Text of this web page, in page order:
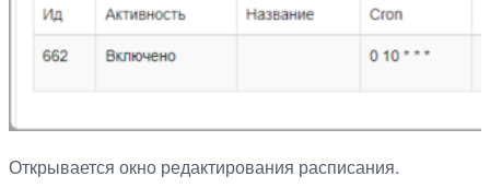
Открывается окно редактирования расписания.